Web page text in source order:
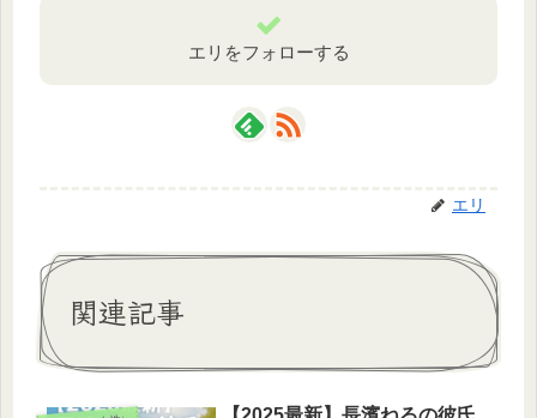
エリをフォローする
エリ
関連記事